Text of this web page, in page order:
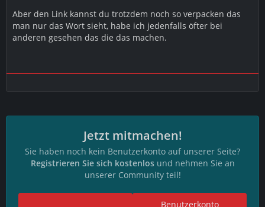
Aber den Link kannst du trotzdem noch so verpacken das
man nur das Wort sieht, habe ich jedenfalls öfter bei
anderen gesehen das die das machen.
Jetzt mitmachen!
Sie haben noch kein Benutzerkonto auf unserer Seite?
Registrieren Sie sich kostenlosund nehmen Sie an
unserer Community teil!
Benutzerkonto